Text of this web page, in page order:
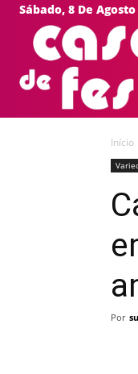
Sábado, 8 De Agosto
Início
Por